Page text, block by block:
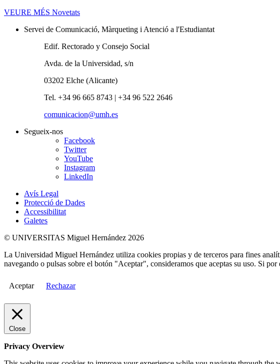
VEURE MÉS Novetats
Servei de Comunicació, Màrqueting i Atenció a l'Estudiantat
Edif. Rectorado y Consejo Social
Avda. de la Universidad, s/n
03202 Elche (Alicante)
Tel. +34 96 665 8743 | +34 96 522 2646
comunicacion@umh.es
Segueix-nos
Facebook
Twitter
YouTube
Instagram
LinkedIn
Avís Legal
Protecció de Dades
Accessibilitat
Galetes
© UNIVERSITAS Miguel Hernández 2026
La Universidad Miguel Hernández utiliza cookies propias y de terceros para fines
navegando o pulsas sobre el botón "Aceptar", consideramos que aceptas su uso. Si
Aceptar Rechazar
Close
Privacy Overview